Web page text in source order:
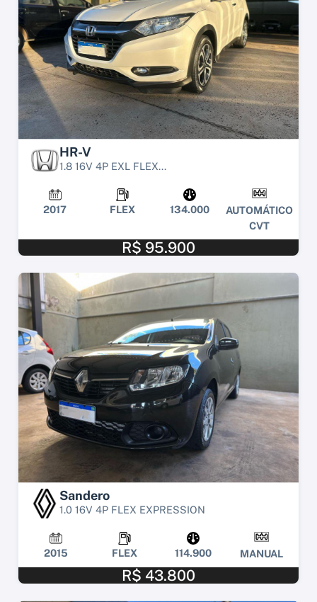
HR-V
1.8 16V 4P EXL FLEX...
2017 FLEX 134.000
AUTOMÁTICO
CVT
R$ 95.900
Sandero
1.0 16V 4P FLEX EXPRESSION
2015 FLEX 114.900 MANUAL
R$ 43.800